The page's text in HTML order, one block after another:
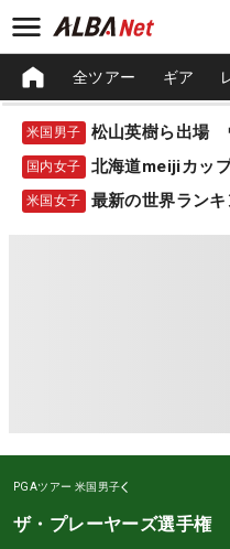
全ツアー ギア
米国男子
国内女子 北海道meijiカッ
米国女子 最新の世界ラン
PGAツアー 米国男子
ザ・プレーヤーズ選手権